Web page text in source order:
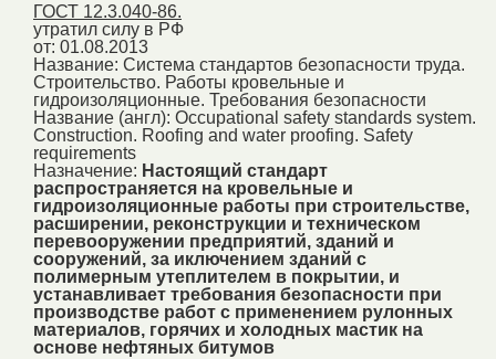
ГОСТ 12.3.040-86.
утратил силу в РФ
от: 01.08.2013
Название: Система стандартов безопасности труда.
Строительство. Работы кровельные и
гидроизоляционные. Требования безопасности
Название (англ): Occupational safety standards system.
Construction. Roofing and water proofing. Safety
requirements
Назначение: Настоящий стандарт
распространяется на кровельные и
гидроизоляционные работы при строительстве,
расширении, реконструкции и техническом
перевооружении предприятий, зданий и
сооружений, за иключением зданий с
полимерным утеплителем в покрытии, и
устанавливает требования безопасности при
производстве работ с применением рулонных
материалов, горячих и холодных мастик на
основе нефтяных битумов